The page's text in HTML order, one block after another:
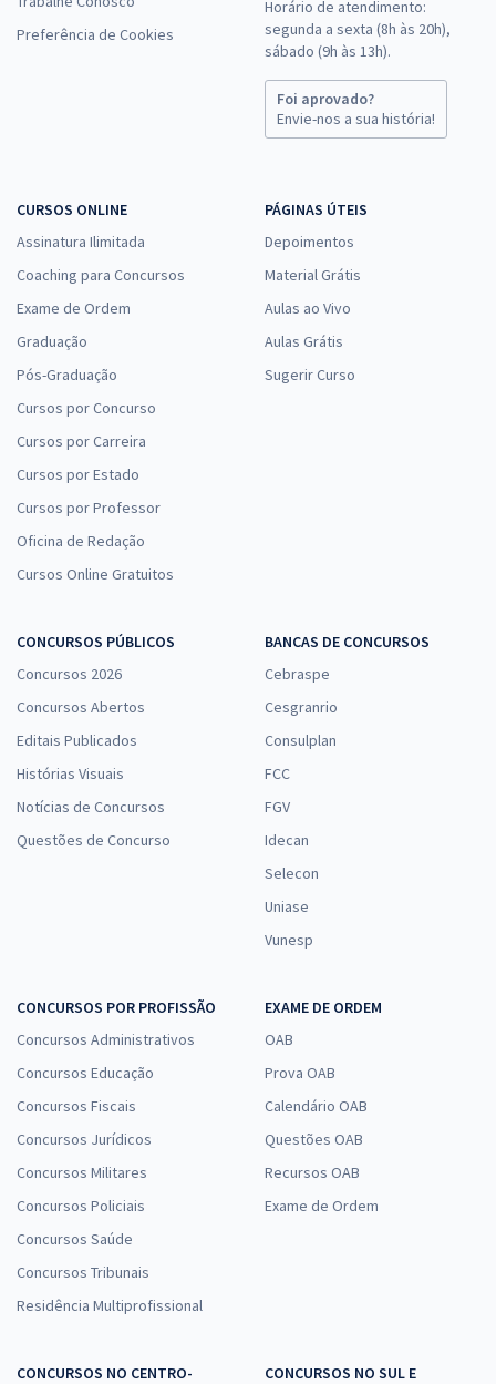
Preferência de Cookies
Horário de atendimento:
segunda a sexta (8h às 20h),
sábado (9h às 13h).
Foi aprovado?
Envie-nos a sua história!
CURSOS ONLINE
Assinatura Ilimitada
Coaching para Concursos
Exame de Ordem
Graduação
Pós-Graduação
Cursos por Concurso
Cursos por Carreira
Cursos por Estado
Cursos por Professor
Oficina de Redação
Cursos Online Gratuitos
PÁGINAS ÚTEIS
Depoimentos
Material Grátis
Aulas ao Vivo
Aulas Grátis
Sugerir Curso
CONCURSOS PÚBLICOS
Concursos 2026
Concursos Abertos
Editais Publicados
Histórias Visuais
Notícias de Concursos
Questões de Concurso
BANCAS DE CONCURSOS
Cebraspe
Cesgranrio
Consulplan
FCC
FGV
Idecan
Selecon
Uniase
Vunesp
CONCURSOS POR PROFISSÃO
Concursos Administrativos
Concursos Educação
Concursos Fiscais
Concursos Jurídicos
Concursos Militares
Concursos Policiais
Concursos Saúde
Concursos Tribunais
Residência Multiprofissional
EXAME DE ORDEM
OAB
Prova OAB
Calendário OAB
Questões OAB
Recursos OAB
Exame de Ordem
CONCURSOS NO CENTRO-
CONCURSOS NO SUL E